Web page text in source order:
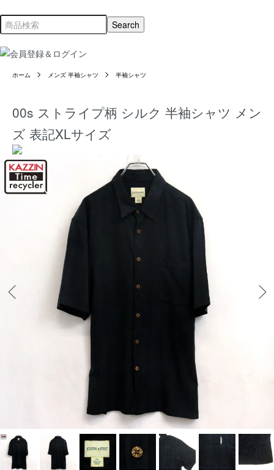
ホーム メンズ 半袖シャツ 半袖シャツ
00s ストライプ柄 シルク 半袖シャツ メン
ズ 表記XLサイズ